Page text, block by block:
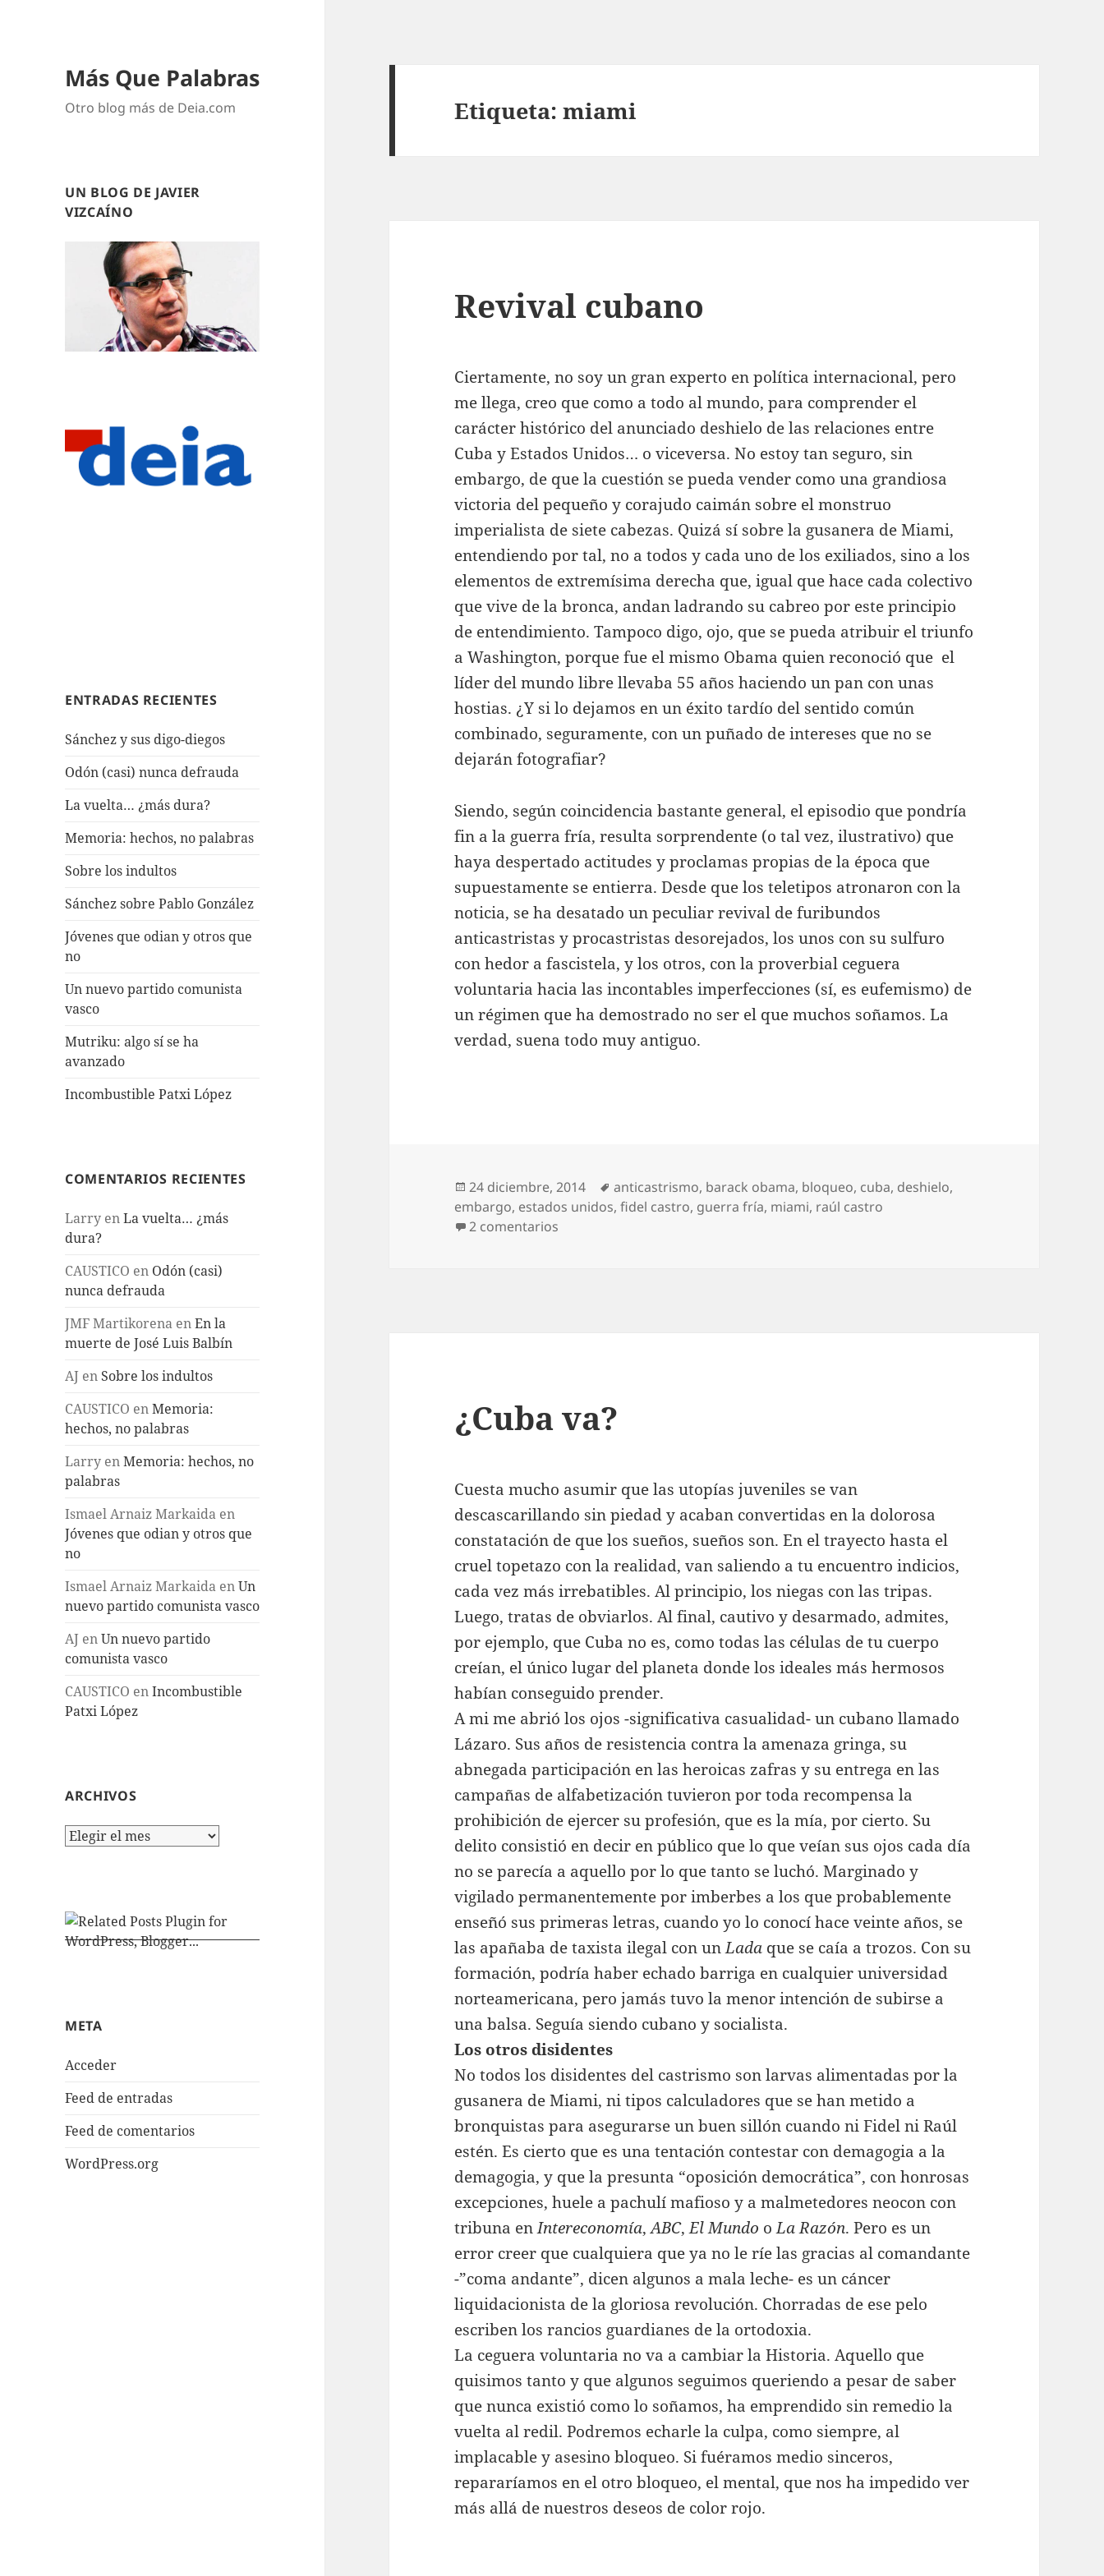
Más Que Palabras
Otro blog más de Deia.com
UN BLOG DE JAVIER
VIZCAÍNO
ENTRADAS RECIENTES
Sánchez y sus digo-diegos
Odón (casi) nunca defrauda
La vuelta… ¿más dura?
Memoria: hechos, no palabras
Sobre los indultos
Sánchez sobre Pablo González
Jóvenes que odian y otros que
no
Un nuevo partido comunista
vasco
Mutriku: algo sí se ha
avanzado
Incombustible Patxi López
COMENTARIOS RECIENTES
Larry enLa vuelta… ¿más
dura?
CAUSTICO en Odón (casi)
nunca defrauda
JMF Martikorena enEn la
muerte de José Luis Balbín
AJ en Sobre los indultos
CAUSTICO enMemoria:
hechos, no palabras
Larry enMemoria: hechos, no
palabras
Ismael Arnaiz Markaida en
Jóvenes que odian y otros que
no
Ismael Arnaiz Markaida enUn
nuevo partido comunista vasco
AJ enUn nuevo partido
comunista vasco
CAUSTICO enIncombustible
Patxi López
ARCHIVOS
Archivos
META
Acceder
Feed de entradas
Feed de comentarios
WordPress.org
Etiqueta:miami
Revival cubano
Ciertamente, no soy un gran experto en política internacional, pero
me llega, creo que como a todo al mundo, para comprender el
carácter histórico del anunciado deshielo de las relaciones entre
Cuba y Estados Unidos… o viceversa. No estoy tan seguro, sin
embargo, de que la cuestión se pueda vender como una grandiosa
victoria del pequeño y corajudo caimán sobre el monstruo
imperialista de siete cabezas. Quizá sí sobre la gusanera de Miami,
entendiendo por tal, no a todos y cada uno de los exiliados, sino a los
elementos de extremísima derecha que, igual que hace cada colectivo
que vive de la bronca, andan ladrando su cabreo por este principio
de entendimiento. Tampoco digo, ojo, que se pueda atribuir el triunfo
a Washington, porque fue el mismo Obama quien reconoció que el
líder del mundo libre llevaba 55 años haciendo un pan con unas
hostias. ¿Y si lo dejamos en un éxito tardío del sentido común
combinado, seguramente, con un puñado de intereses que no se
dejarán fotografiar?
Siendo, según coincidencia bastante general, el episodio que pondría
fin a la guerra fría, resulta sorprendente (o tal vez, ilustrativo) que
haya despertado actitudes y proclamas propias de la época que
supuestamente se entierra. Desde que los teletipos atronaron con la
noticia, se ha desatado un peculiar revival de furibundos
anticastristas y procastristas desorejados, los unos con su sulfuro
con hedor a fascistela, y los otros, con la proverbial ceguera
voluntaria hacia las incontables imperfecciones (sí, es eufemismo) de
un régimen que ha demostrado no ser el que muchos soñamos. La
verdad, suena todo muy antiguo.
Publicado
el
24 diciembre, 2014 Etiquetas
anticastrismo, barack obama, bloqueo, cuba, deshielo,
embargo, estados unidos,fidel castro, guerra fría, miami, raúl castro
2 comentarios
¿Cuba va?
Cuesta mucho asumir que las utopías juveniles se van
descascarillando sin piedad y acaban convertidas en la dolorosa
constatación de que los sueños, sueños son. En el trayecto hasta el
cruel topetazo con la realidad, van saliendo a tu encuentro indicios,
cada vez más irrebatibles. Al principio, los niegas con las tripas.
Luego, tratas de obviarlos. Al final, cautivo y desarmado, admites,
por ejemplo, que Cuba no es, como todas las células de tu cuerpo
creían, el único lugar del planeta donde los ideales más hermosos
habían conseguido prender.
A mi me abrió los ojos -significativa casualidad- un cubano llamado
Lázaro. Sus años de resistencia contra la amenaza gringa, su
abnegada participación en las heroicas zafras y su entrega en las
campañas de alfabetización tuvieron por toda recompensa la
prohibición de ejercer su profesión, que es la mía, por cierto. Su
delito consistió en decir en público que lo que veían sus ojos cada día
no se parecía a aquello por lo que tanto se luchó. Marginado y
vigilado permanentemente por imberbes a los que probablemente
enseñó sus primeras letras, cuando yo lo conocí hace veinte años, se
las apañaba de taxista ilegal con unLada que se caía a trozos. Con su
formación, podría haber echado barriga en cualquier universidad
norteamericana, pero jamás tuvo la menor intención de subirse a
una balsa. Seguía siendo cubano y socialista.
Los otros disidentes
No todos los disidentes del castrismo son larvas alimentadas por la
gusanera de Miami, ni tipos calculadores que se han metido a
bronquistas para asegurarse un buen sillón cuando ni Fidel ni Raúl
estén. Es cierto que es una tentación contestar con demagogia a la
demagogia, y que la presunta “oposición democrática”, con honrosas
excepciones, huele a pachulí mafioso y a malmetedores neocon con
tribuna enIntereconomía,ABC,El Mundo oLa Razón. Pero es un
error creer que cualquiera que ya no le ríe las gracias al comandante
-”coma andante”, dicen algunos a mala leche- es un cáncer
liquidacionista de la gloriosa revolución. Chorradas de ese pelo
escriben los rancios guardianes de la ortodoxia.
La ceguera voluntaria no va a cambiar la Historia. Aquello que
quisimos tanto y que algunos seguimos queriendo a pesar de saber
que nunca existió como lo soñamos, ha emprendido sin remedio la
vuelta al redil. Podremos echarle la culpa, como siempre, al
implacable y asesino bloqueo. Si fuéramos medio sinceros,
repararíamos en el otro bloqueo, el mental, que nos ha impedido ver
más allá de nuestros deseos de color rojo.